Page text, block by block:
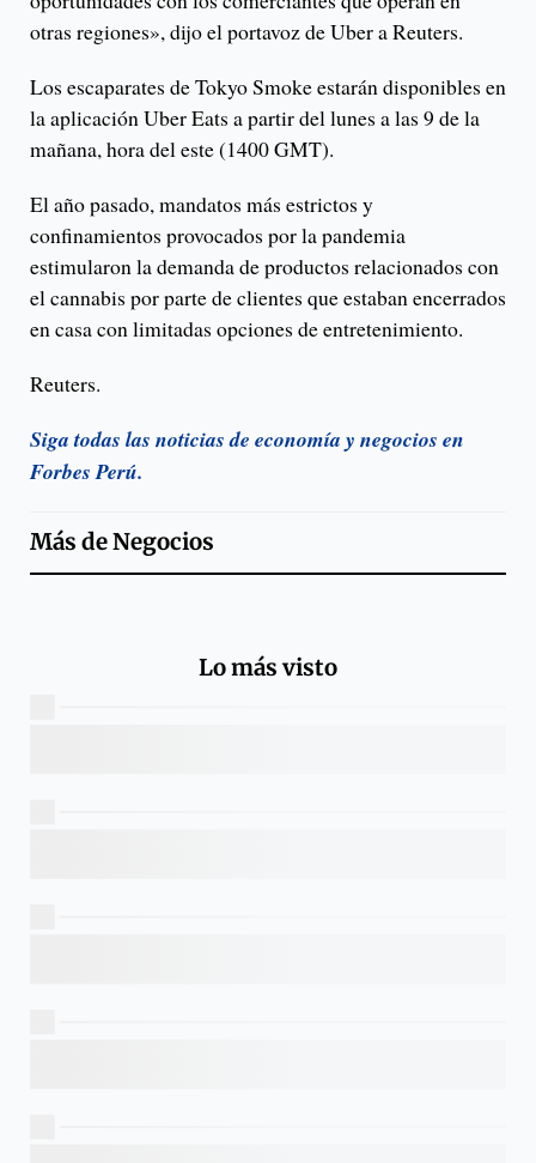
otras regiones», dijo el portavoz de Uber a Reuters.
Los escaparates de Tokyo Smoke estarán disponibles en
la aplicación Uber Eats a partir del lunes a las 9 de la
mañana, hora del este (1400 GMT).
El año pasado, mandatos más estrictos y
confinamientos provocados por la pandemia
estimularon la demanda de productos relacionados con
el cannabis por parte de clientes que estaban encerrados
en casa con limitadas opciones de entretenimiento.
Reuters.
Siga todas las noticias de economía y negocios en
Forbes Perú.
Más deNegocios
Lo más visto